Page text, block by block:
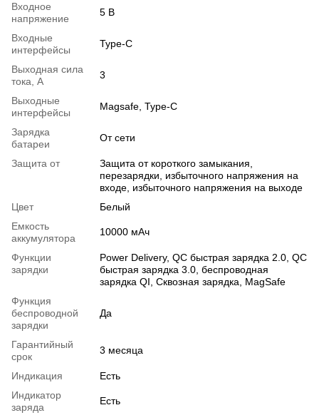
Входное
напряжение
5 В
Входные
интерфейсы
Type-C
Выходная сила
тока, А
3
Выходные
интерфейсы
Magsafe, Type-C
Зарядка
батареи
От сети
Защита от
Защита от короткого замыкания,
перезарядки, избыточного напряжения на
входе, избыточного напряжения на выходе
Цвет
Белый
Емкость
аккумулятора
10000 мАч
Функции
зарядки
Power Delivery, QC быстрая зарядка 2.0, QC
быстрая зарядка 3.0, беспроводная
зарядка QI, Сквозная зарядка, MagSafe
Функция
беспроводной
зарядки
Да
Гарантийный
срок
3 месяца
Индикация
Есть
Индикатор
заряда
Есть